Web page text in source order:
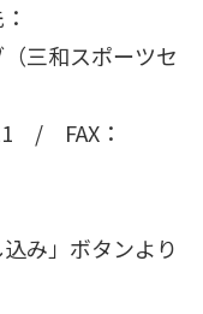
三和スポーツセ
/ FAX：
み」ボタンより